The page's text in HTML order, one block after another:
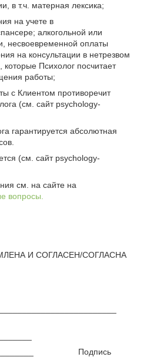
в т.ч. матерная лексика;
на учете в
алкогольной или
несвоевременной оплаты
на консультации в нетрезвом
которые Психолог посчитает
работы;
с Клиентом противоречит
(см. сайт psychology-
гарантируется абсолютная
(см. сайт psychology-
см. на сайте на
вопросы.
И СОГЛАСЕН/СОГЛАСНА
Подпись